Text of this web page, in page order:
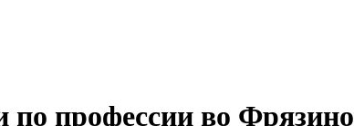
по профессии во Фрязино